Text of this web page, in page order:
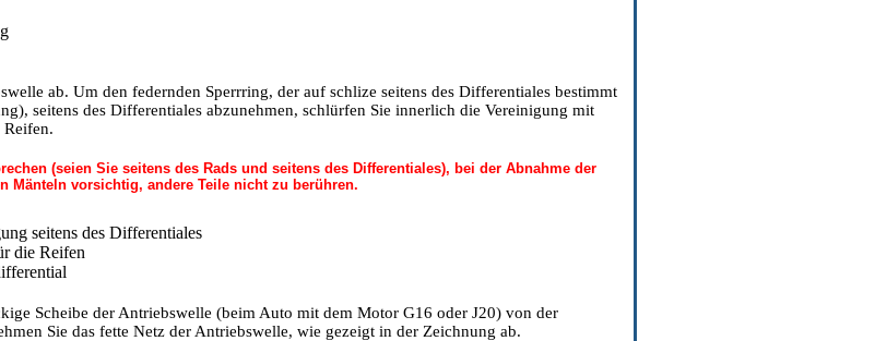
ab. Um den federnden Sperrring, der auf schlize seitens des Differentiales bestimmt
seitens des Differentiales abzunehmen, schlürfen Sie innerlich die Vereinigung mit
(seien Sie seitens des Rads und seitens des Differentiales), bei der Abnahme der
Mänteln vorsichtig, andere Teile nicht zu berühren.
seitens des Differentiales
die Reifen
Scheibe der Antriebswelle (beim Auto mit dem Motor G16 oder J20) von der
Sie das fette Netz der Antriebswelle, wie gezeigt in der Zeichnung ab.